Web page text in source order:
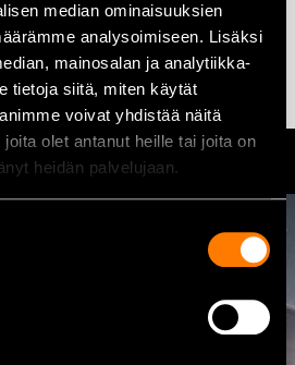
median ominaisuuksien
analysoimiseen. Lisäksi
mainosalan ja analytiikka-
tietoja siitä, miten käytät
voivat yhdistää näitä
olet antanut heille tai joita on
heidän palvelujaan.
Lägg till i varukorg